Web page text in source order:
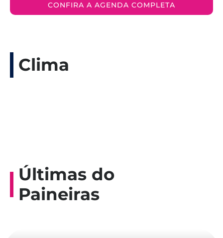
CONFIRA A AGENDA COMPLETA
Clima
Últimas do
Paineiras